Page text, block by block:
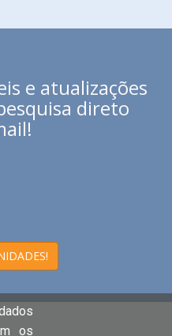
e atualizações
direto
os